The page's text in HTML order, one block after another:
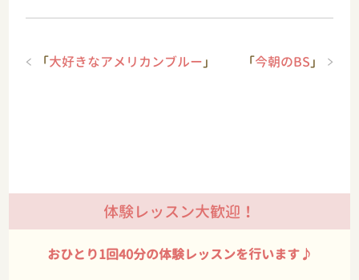
「今朝のBS 」
「大好きなアメリカンブルー 」
体験レッスン大歓迎！
おひとり1回40分の体験レッスンを行います♪